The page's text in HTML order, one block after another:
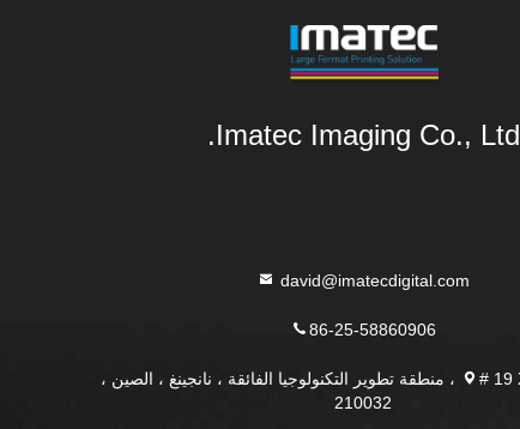
Imatec Imaging Co., Ltd.
david@imatecdigital.com
86-25-58860906
# 19 Xinghuo Road ، منطقة تطوير التكنولوجيا الفائقة ، نانجينغ ، الصين ،
210032